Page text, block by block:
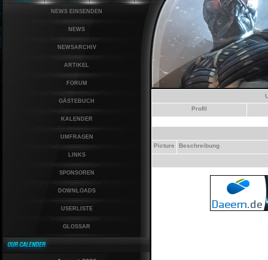
NEWS EINSENDEN
NEWS
NEWSARCHIV
ARTIKEL
FORUM
GÄSTEBUCH
KALENDER
UMFRAGEN
LINKS
SPONSOREN
DOWNLOADS
USERLISTE
GLOSSAR
Profil
Picture Beschreibung